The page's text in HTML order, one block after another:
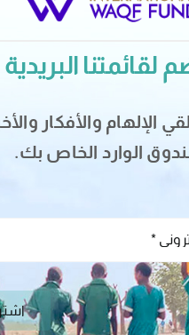
لقائمتنا البريدية
الإلهام والأفكار
الوارد الخاص بك.